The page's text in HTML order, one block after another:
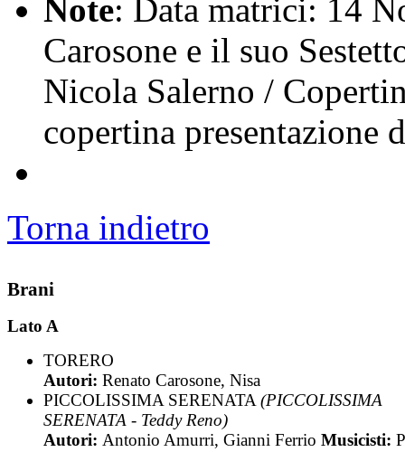
Note: Data matrici: 14
Carosone e il suo
Nicola Salerno /
copertina presentazione
Torna indietro
Brani
Lato A
TORERO
Autori: Renato Carosone, Nisa
PICCOLISSIMA SERENATA(PICCOLISSIMA
SERENATA - Teddy Reno)
Autori: Antonio Amurri, Gianni Ferrio Musicisti: